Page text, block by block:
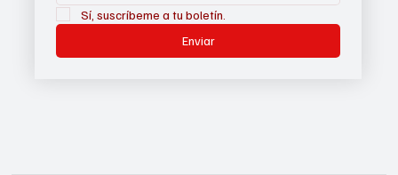
Sí, suscríbeme a tu boletín.
Enviar